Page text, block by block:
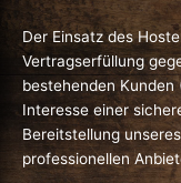
Der Einsatz des
Vertragserfüllung
bestehenden Kunden
Interesse einer
Bereitstellung
professionellen